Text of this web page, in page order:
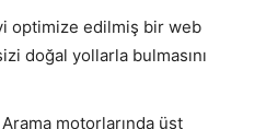
optimize edilmiş bir web
doğal yollarla bulmasını
Arama motorlarında üst